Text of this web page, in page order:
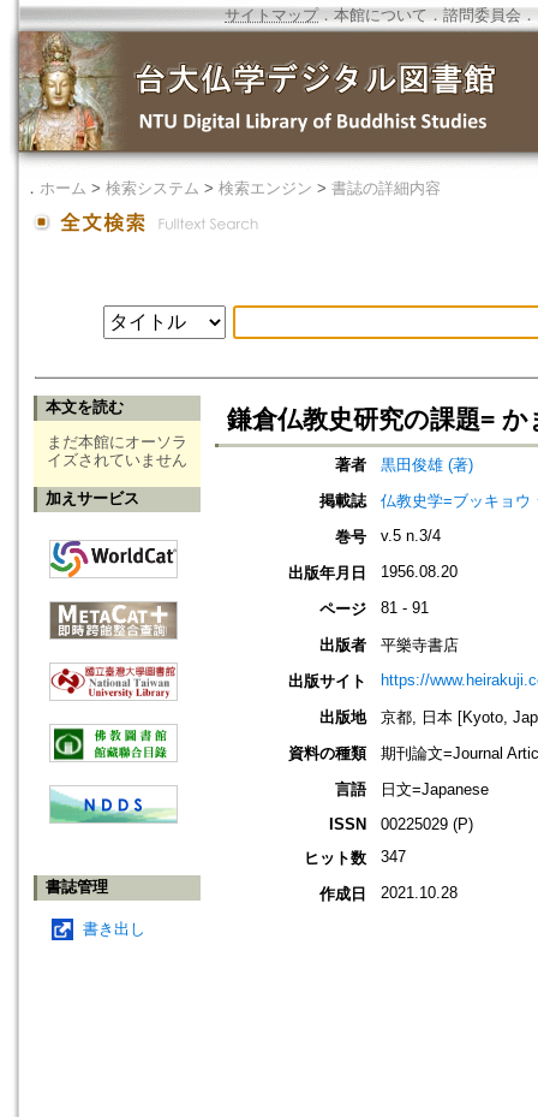
サイトマップ．本館について ． 諮問委員会 ．
． ホーム > 検索システム > 検索エンジン > 書誌の詳細内容
本文を読む
まだ本館にオーソラ
イズされていません
加えサービス
書誌管理
書き出し
鎌倉仏教史研究の課題=
著者
黒田俊雄 (著)
掲載誌
仏教史学=ブッキョウ
巻号
v.5 n.3/4
出版年月日 1956.08.20
ページ 81 - 91
出版者
平樂寺書店
出版サイト
https://
出版地
京都, 日本 [Kyoto,
資料の種類
期刊論文=Journal
言語
日文=Japanese
ISSN
00225029 (P)
ヒット数
347
作成日 2021.10.28